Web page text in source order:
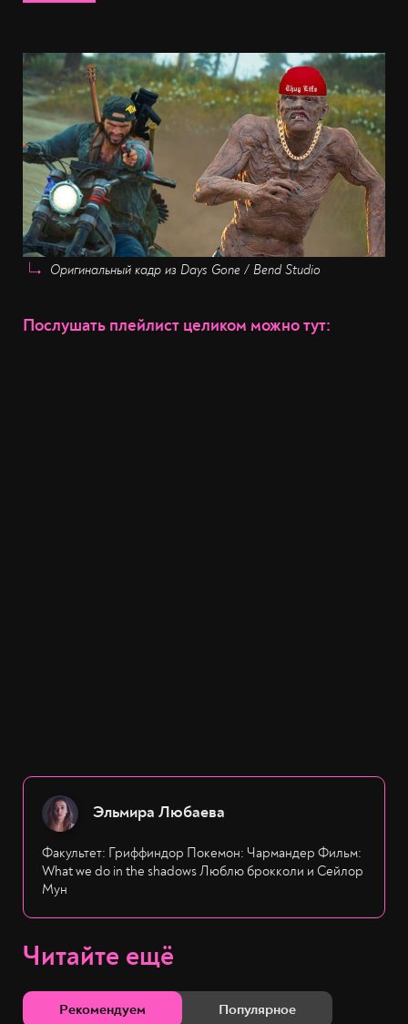
Оригинальный кадр из Days Gone / Bend Studio
Послушать плейлист целиком можно тут:
Эльмира Любаева
Факультет: Гриффиндор Покемон: Чармандер Фильм:
What we do in the shadows Люблю брокколи и Сейлор
Мун
Читайте ещё
Рекомендуем Популярное